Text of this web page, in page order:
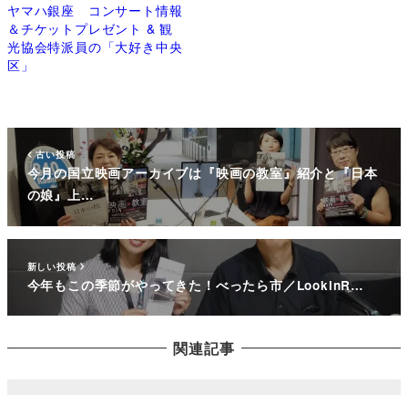
ヤマハ銀座 コンサート情報
＆チケットプレゼント & 観
光協会特派員の「大好き中央
区」
古い投稿
今月の国立映画アーカイブは『映画の教室』紹介と『日本
の娘』上…
新しい投稿
今年もこの季節がやってきた！べったら市／LookinR…
関連記事